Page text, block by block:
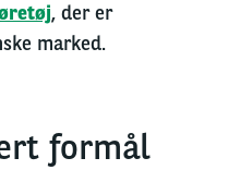
, der er
marked.
formål